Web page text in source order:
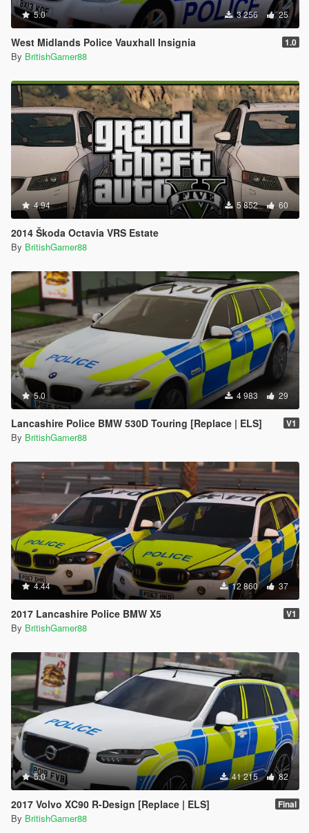
5.0 3 256 25
West Midlands Police Vauxhall Insignia 1.0
By BritishGamer88
4.94 5 852 60
2014 Škoda Octavia VRS Estate
By BritishGamer88
5.0 4 983 29
Lancashire Police BMW 530D Touring [Replace | ELS] V1
By BritishGamer88
4.44 12 860 37
2017 Lancashire Police BMW X5 V1
By BritishGamer88
5.0 41 215 82
2017 Volvo XC90 R-Design [Replace | ELS] Final
By BritishGamer88